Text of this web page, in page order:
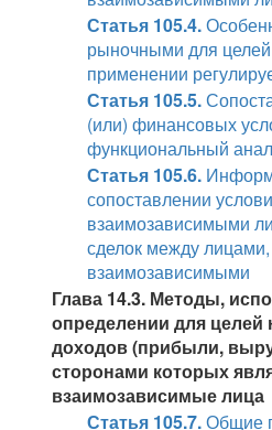
Статья 105.4.
рыночными для
применении
Статья 105.5.
(или) финансовых
функциональный
Статья 105.6.
сопоставлении
взаимозависимыми
сделок между
взаимозависимыми
Глава 14.3. Методы,
определении для целей
доходов (прибыли,
сторонами которых
взаимозависимые лица
Статья 105.7.Общие